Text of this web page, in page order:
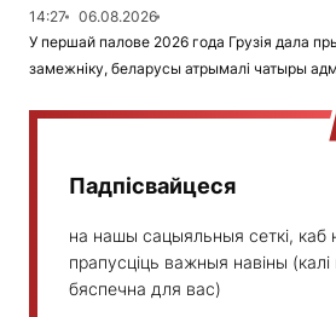
14:27
06.08.2026
У першай палове 2026 года Грузія дала
замежніку, беларусы атрымалі чатыры
Падпісвайцеся
на нашы сацыяльныя сеткі, каб
прапусціць важныя навіны (калі
бяспечна для вас)